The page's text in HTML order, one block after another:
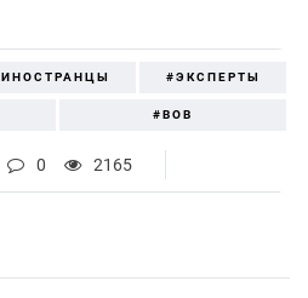
#ЭКСПЕРТЫ
#ВОВ
0 2165